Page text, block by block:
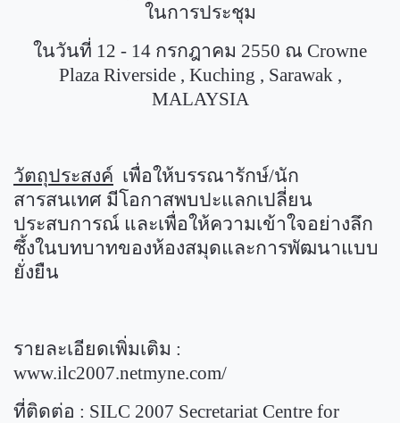
ในการประชุม
ในวันที่ 12 - 14 กรกฎาคม 2550 ณ Crowne
Plaza Riverside , Kuching , Sarawak ,
MALAYSIA
วัตถุประสงค์ เพื่อให้บรรณารักษ์/นัก
สารสนเทศ มีโอกาสพบปะแลกเปลี่ยน
ประสบการณ์ และเพื่อให้ความเข้าใจอย่างลึก
ซึ้งในบทบาทของห้องสมุดและการพัฒนาแบบ
ยั่งยืน
รายละเอียดเพิ่มเติม :
www.ilc2007.netmyne.com/
ที่ติดต่อ : SILC 2007 Secretariat Centre for